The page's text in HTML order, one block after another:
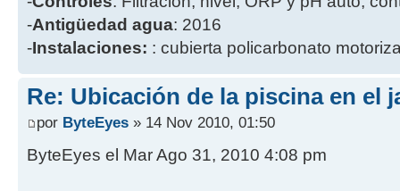
-Antigüedad agua: 2016
-Instalaciones: : cubierta policarbonato
Re: Ubicación de la piscina en el
por ByteEyes » 14 Nov 2010, 01:50
ByteEyes el Mar Ago 31, 2010 4:08 pm